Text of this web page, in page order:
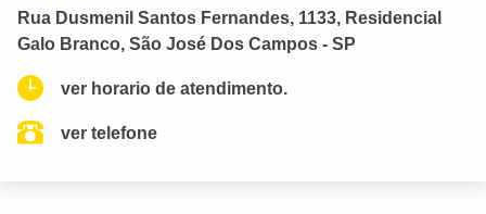
Rua Dusmenil Santos Fernandes, 1133, Residencial
Galo Branco, São José Dos Campos - SP
ver horario de atendimento.
ver telefone